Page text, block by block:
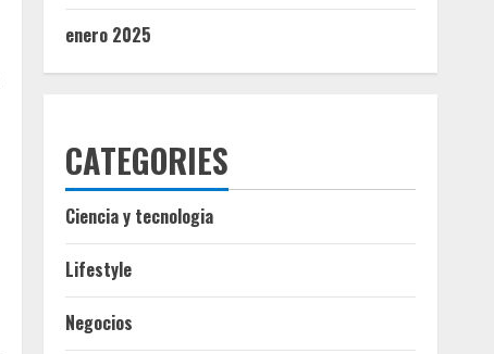
enero 2025
CATEGORIES
Ciencia y tecnologia
Lifestyle
Negocios